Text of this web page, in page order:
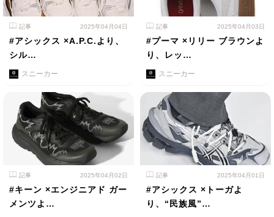
記事 2025年04月04日
#アシックス ×A.P.C.より、
シル…
スニーカー
記事 2025年04月03日
#プーマ ×リリー ブラウンよ
り、レッ…
スニーカー
記事 2025年04月02日
#キーン ×エンジニアド ガー
メンツよ…
記事 2025年04月01日
#アシックス ×トーガよ
り、“民族風”…